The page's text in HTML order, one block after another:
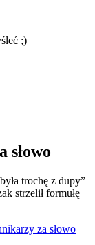
;)
słowo
trochę z dupy”
strzelił formułę